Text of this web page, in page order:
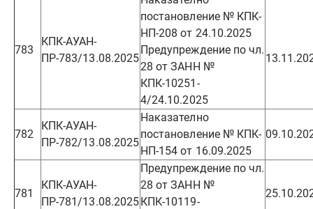
783
КПК-АУАН-
ПР-783/13.08.2025
постановление № КПК-
НП-208 от 24.10.2025
Предупреждение по чл.
28 от ЗАНН №
КПК-10251-
4/24.10.2025
782
КПК-АУАН-
ПР-782/13.08.2025
Наказателно
постановление № КПК-
НП-154 от 16.09.2025
781
КПК-АУАН-
ПР-781/13.08.2025
Предупреждение по чл.
28 от ЗАНН №
КПК-10119-